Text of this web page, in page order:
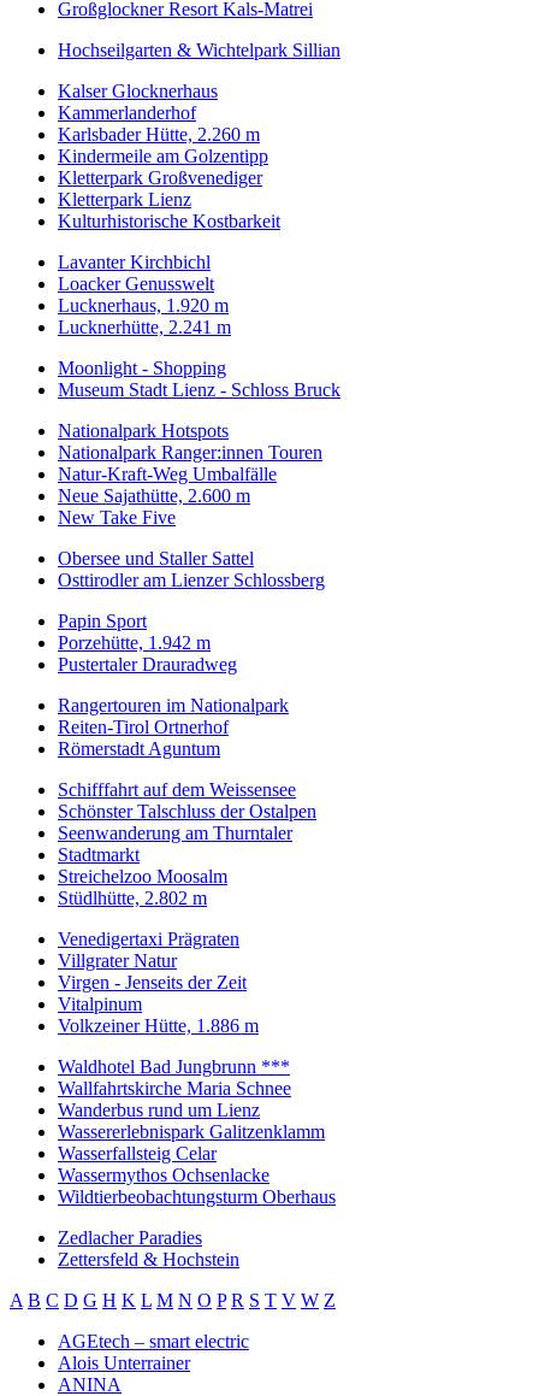
Großglockner Resort Kals-Matrei
Hochseilgarten & Wichtelpark Sillian
Kalser Glocknerhaus
Kammerlanderhof
Karlsbader Hütte, 2.260 m
Kindermeile am Golzentipp
Kletterpark Großvenediger
Kletterpark Lienz
Kulturhistorische Kostbarkeit
Lavanter Kirchbichl
Loacker Genusswelt
Lucknerhaus, 1.920 m
Lucknerhütte, 2.241 m
Moonlight - Shopping
Museum Stadt Lienz - Schloss Bruck
Nationalpark Hotspots
Nationalpark Ranger:innen Touren
Natur-Kraft-Weg Umbalfälle
Neue Sajathütte, 2.600 m
New Take Five
Obersee und Staller Sattel
Osttirodler am Lienzer Schlossberg
Papin Sport
Porzehütte, 1.942 m
Pustertaler Drauradweg
Rangertouren im Nationalpark
Reiten-Tirol Ortnerhof
Römerstadt Aguntum
Schifffahrt auf dem Weissensee
Schönster Talschluss der Ostalpen
Seenwanderung am Thurntaler
Stadtmarkt
Streichelzoo Moosalm
Stüdlhütte, 2.802 m
Venedigertaxi Prägraten
Villgrater Natur
Virgen - Jenseits der Zeit
Vitalpinum
Volkzeiner Hütte, 1.886 m
Waldhotel Bad Jungbrunn ***
Wallfahrtskirche Maria Schnee
Wanderbus rund um Lienz
Wassererlebnispark Galitzenklamm
Wasserfallsteig Celar
Wassermythos Ochsenlacke
Wildtierbeobachtungsturm Oberhaus
Zedlacher Paradies
Zettersfeld & Hochstein
A B C D G H K L M N O P R S T V W Z
AGEtech – smart electric
Alois Unterrainer
ANINA